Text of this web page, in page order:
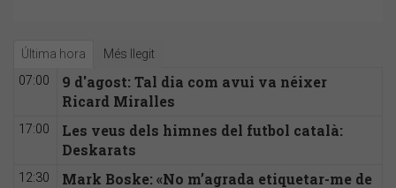
Última hora Més llegit
07:00
9 d'agost: Tal dia com avui va néixer
Ricard Miralles
17:00
Les veus dels himnes del futbol català:
Deskarats
12:30
Mark Boske: «No m’agrada etiquetar-me de